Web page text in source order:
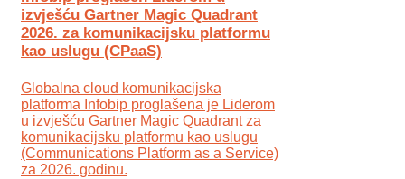
izvješću Gartner Magic Quadrant
2026. za komunikacijsku platformu
kao uslugu (CPaaS)
Globalna cloud komunikacijska
platforma Infobip proglašena je Liderom
u izvješću Gartner Magic Quadrant za
komunikacijsku platformu kao uslugu
(Communications Platform as a Service)
za 2026. godinu.